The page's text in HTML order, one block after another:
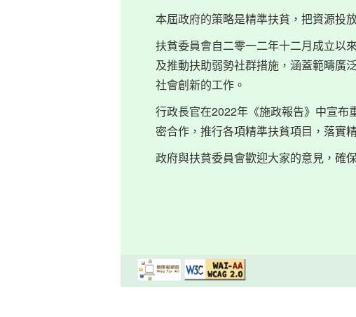
本屆政府的策略是精準扶貧，把資源投
扶貧委員會自二零一二年十二月成立以
及推動扶助弱勢社群措施，涵蓋範疇廣
社會創新的工作。
行政長官在2022年《施政報告》中宣布
密合作，推行各項精準扶貧項目，落實
政府與扶貧委員會歡迎大家的意見，確